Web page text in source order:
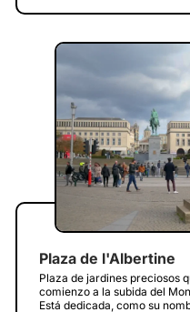
Plaza de l'Albertine
Plaza de jardines preciosos
comienzo a la subida del
Está dedicada, como su